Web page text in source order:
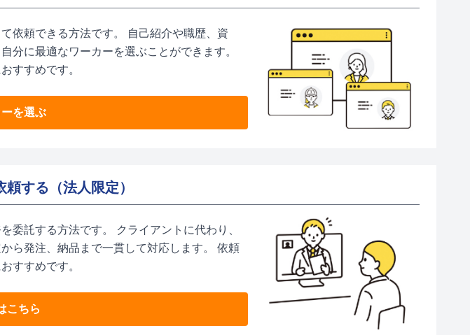
依頼できる方法です。 自己紹介や職歴、資
分に最適なワーカーを選ぶことができます。
すすめです。
を選ぶ
する（法人限定）
委託する方法です。 クライアントに代わり、
ら発注、納品まで一貫して対応します。 依頼
すすめです。
こちら